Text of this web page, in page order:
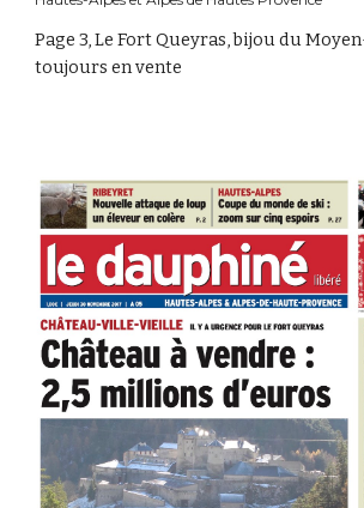
Page 3, Le Fort Queyras, bijou du
toujours en vente